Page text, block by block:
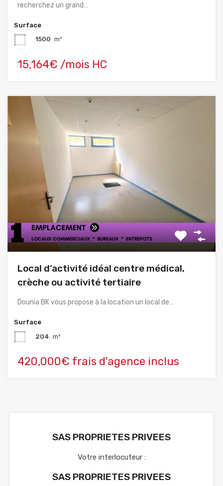
recherchez un grand…
Surface
1500 m²
15,164€ /mois HC
Local d’activité idéal centre médical,
crèche ou activité tertiaire
Dounia BK vous propose à la location un local de…
Surface
204 m²
420,000€ frais d'agence inclus
SAS PROPRIETES PRIVEES
Votre interlocuteur :
SAS PROPRIETES PRIVEES